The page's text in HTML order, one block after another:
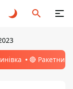
🔴 Ракетний